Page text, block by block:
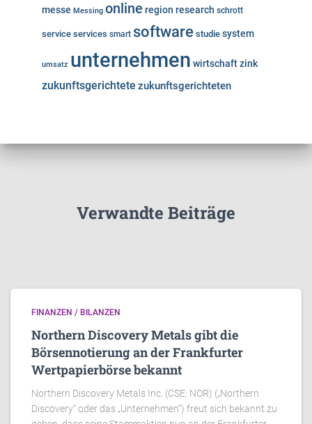
messe Messing online region research schrott
service services smart software studie system
umsatz unternehmen wirtschaftzink
zukunftsgerichtete zukunftsgerichteten
Verwandte Beiträge
FINANZEN / BILANZEN
Northern Discovery Metals gibt die
Börsennotierung an der Frankfurter
Wertpapierbörse bekannt
Northern Discovery Metals Inc. (CSE: NOR) („Northern
Discovery“ oder das „Unternehmen“) freut sich bekannt zu